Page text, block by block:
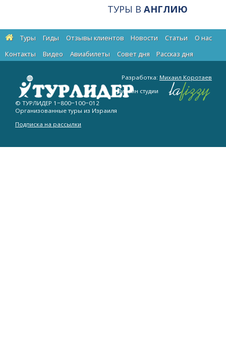
ТУРЫ ВАНГЛИЮ
Туры Гиды Отзывы клиентов Новости Статьи
О нас
Контакты
Видео Авиабилеты Cовет дня Рассказ дня
© ТУРЛИДЕР 1−800−100−012
Организованные туры из Израиля
Подписка на рассылки
Разработка: Михаил Коротаев
Дизайн студии